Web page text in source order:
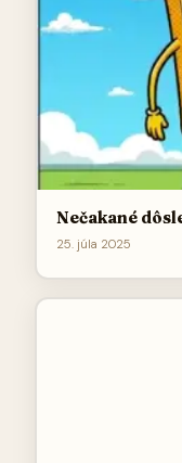
Nečakané
25. júla 2025